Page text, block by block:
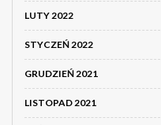
LUTY 2022
STYCZEŃ 2022
GRUDZIEŃ 2021
LISTOPAD 2021